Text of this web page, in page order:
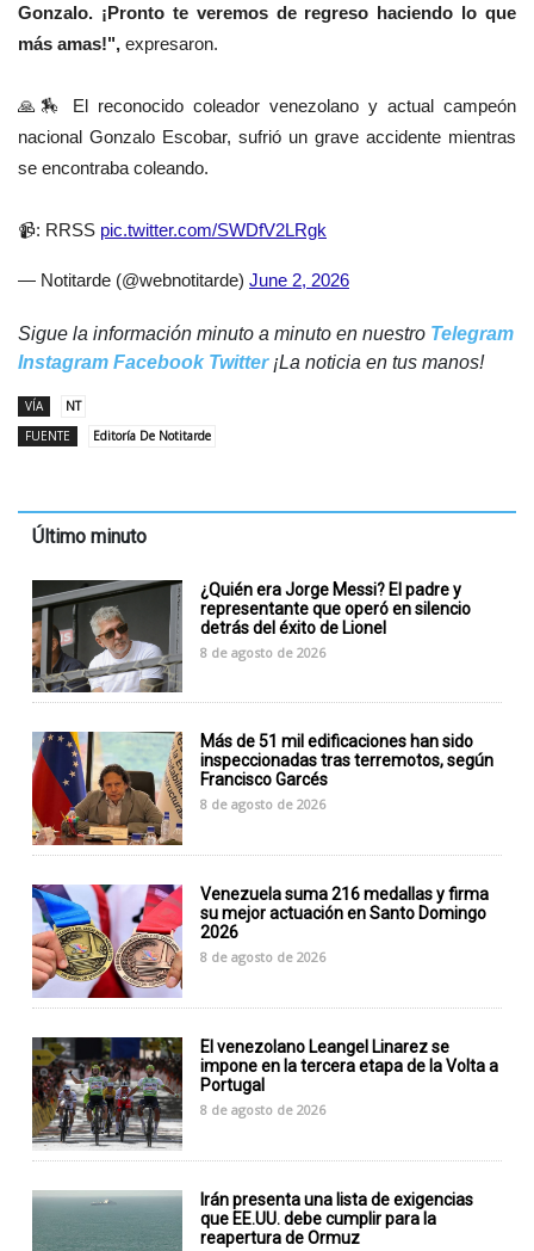
Gonzalo. ¡Pronto te veremos de regreso haciendo lo que
más amas!", expresaron.
🙏🏇 El reconocido coleador venezolano y actual campeón
nacional Gonzalo Escobar, sufrió un grave accidente mientras
se encontraba coleando.
📹: RRSS pic.twitter.com/SWDfV2LRgk
— Notitarde (@webnotitarde) June 2, 2026
Sigue la información minuto a minuto en nuestro Telegram
Instagram Facebook Twitter¡La noticia en tus manos!
VÍA
NT
FUENTE
Editoría De Notitarde
Último minuto
¿Quién era Jorge Messi? El padre y
representante que operó en silencio
detrás del éxito de Lionel
8 de agosto de 2026
Más de 51 mil edificaciones han sido
inspeccionadas tras terremotos, según
Francisco Garcés
8 de agosto de 2026
Venezuela suma 216 medallas y firma
su mejor actuación en Santo Domingo
2026
8 de agosto de 2026
El venezolano Leangel Linarez se
impone en la tercera etapa de la Volta a
Portugal
8 de agosto de 2026
Irán presenta una lista de exigencias
que EE.UU. debe cumplir para la
reapertura de Ormuz